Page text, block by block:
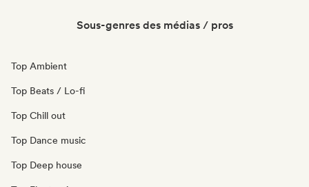
Sous-genres des médias / pros
Top Ambient
Top Beats / Lo-fi
Top Chill out
Top Dance music
Top Deep house